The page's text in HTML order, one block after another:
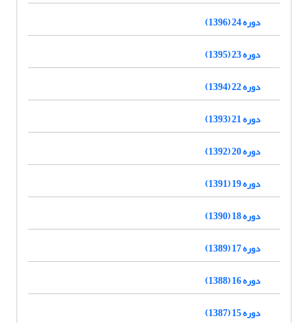
دوره 24 (1396)
دوره 23 (1395)
دوره 22 (1394)
دوره 21 (1393)
دوره 20 (1392)
دوره 19 (1391)
دوره 18 (1390)
دوره 17 (1389)
دوره 16 (1388)
دوره 15 (1387)